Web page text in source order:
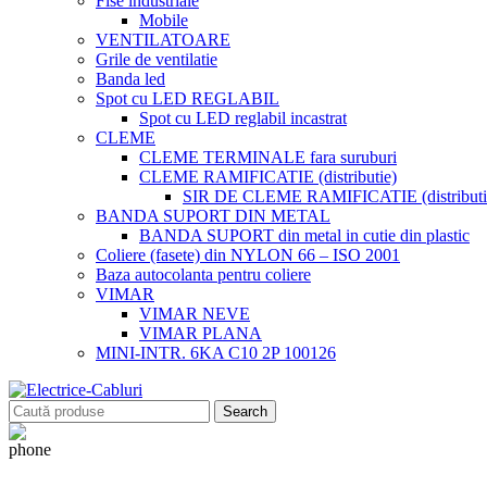
Mobile
VENTILATOARE
Grile de ventilatie
Banda led
Spot cu LED REGLABIL
Spot cu LED reglabil incastrat
CLEME
CLEME TERMINALE fara suruburi
CLEME RAMIFICATIE (distributie)
SIR DE CLEME RAMIFICATIE
BANDA SUPORT DIN METAL
BANDA SUPORT din metal in cutie din plastic
Coliere (fasete) din NYLON 66 – ISO 2001
Baza autocolanta pentru coliere
VIMAR
VIMAR NEVE
VIMAR PLANA
MINI-INTR. 6KA C10 2P 100126
Search